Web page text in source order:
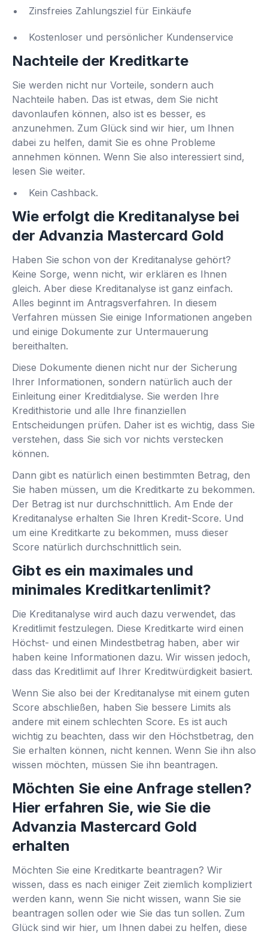
Zinsfreies Zahlungsziel für Einkäufe
Kostenloser und persönlicher Kundenservice
Nachteile der Kreditkarte
Sie werden nicht nur Vorteile, sondern auch
Nachteile haben. Das ist etwas, dem Sie nicht
davonlaufen können, also ist es besser, es
anzunehmen. Zum Glück sind wir hier, um Ihnen
dabei zu helfen, damit Sie es ohne Probleme
annehmen können. Wenn Sie also interessiert sind,
lesen Sie weiter.
Kein Cashback.
Wie erfolgt die Kreditanalyse bei
der Advanzia Mastercard Gold
Haben Sie schon von der Kreditanalyse gehört?
Keine Sorge, wenn nicht, wir erklären es Ihnen
gleich. Aber diese Kreditanalyse ist ganz einfach.
Alles beginnt im Antragsverfahren. In diesem
Verfahren müssen Sie einige Informationen angeben
und einige Dokumente zur Untermauerung
bereithalten.
Diese Dokumente dienen nicht nur der Sicherung
Ihrer Informationen, sondern natürlich auch der
Einleitung einer Kreditdialyse. Sie werden Ihre
Kredithistorie und alle Ihre finanziellen
Entscheidungen prüfen. Daher ist es wichtig, dass Sie
verstehen, dass Sie sich vor nichts verstecken
können.
Dann gibt es natürlich einen bestimmten Betrag, den
Sie haben müssen, um die Kreditkarte zu bekommen.
Der Betrag ist nur durchschnittlich. Am Ende der
Kreditanalyse erhalten Sie Ihren Kredit-Score. Und
um eine Kreditkarte zu bekommen, muss dieser
Score natürlich durchschnittlich sein.
Gibt es ein maximales und
minimales Kreditkartenlimit?
Die Kreditanalyse wird auch dazu verwendet, das
Kreditlimit festzulegen. Diese Kreditkarte wird einen
Höchst- und einen Mindestbetrag haben, aber wir
haben keine Informationen dazu. Wir wissen jedoch,
dass das Kreditlimit auf Ihrer Kreditwürdigkeit basiert.
Wenn Sie also bei der Kreditanalyse mit einem guten
Score abschließen, haben Sie bessere Limits als
andere mit einem schlechten Score. Es ist auch
wichtig zu beachten, dass wir den Höchstbetrag, den
Sie erhalten können, nicht kennen. Wenn Sie ihn also
wissen möchten, müssen Sie ihn beantragen.
Möchten Sie eine Anfrage stellen?
Hier erfahren Sie, wie Sie die
Advanzia Mastercard Gold
erhalten
Möchten Sie eine Kreditkarte beantragen? Wir
wissen, dass es nach einiger Zeit ziemlich kompliziert
werden kann, wenn Sie nicht wissen, wann Sie sie
beantragen sollen oder wie Sie das tun sollen. Zum
Glück sind wir hier, um Ihnen dabei zu helfen, diese